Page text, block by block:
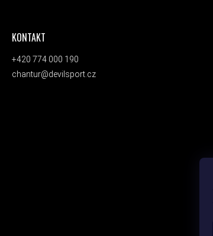
KONTAKT
+420 774 000 190
chantur@devilsport.cz